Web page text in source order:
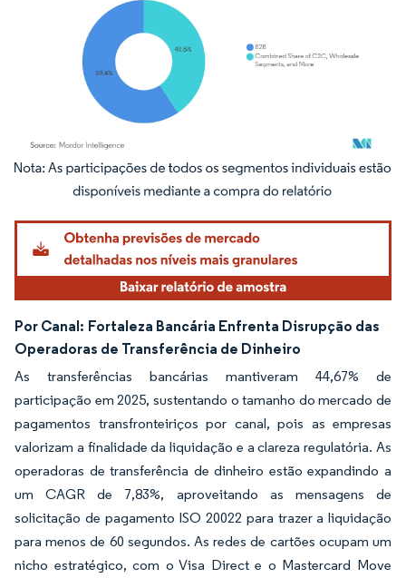
Imagem © Mordor Intelligence. O reuso requer atribuição conforme CC BY 4.0.
Por Canal: Fortaleza Bancária Enfrenta Disrupção das
Operadoras de Transferência de Dinheiro
As transferências bancárias mantiveram 44,67% de
participação em 2025, sustentando o tamanho do mercado de
pagamentos transfronteiriços por canal, pois as empresas
valorizam a finalidade da liquidação e a clareza regulatória. As
operadoras de transferência de dinheiro estão expandindo a
um CAGR de 7,83%, aproveitando as mensagens de
solicitação de pagamento ISO 20022 para trazer a liquidação
para menos de 60 segundos. As redes de cartões ocupam um
nicho estratégico, com o Visa Direct e o Mastercard Move